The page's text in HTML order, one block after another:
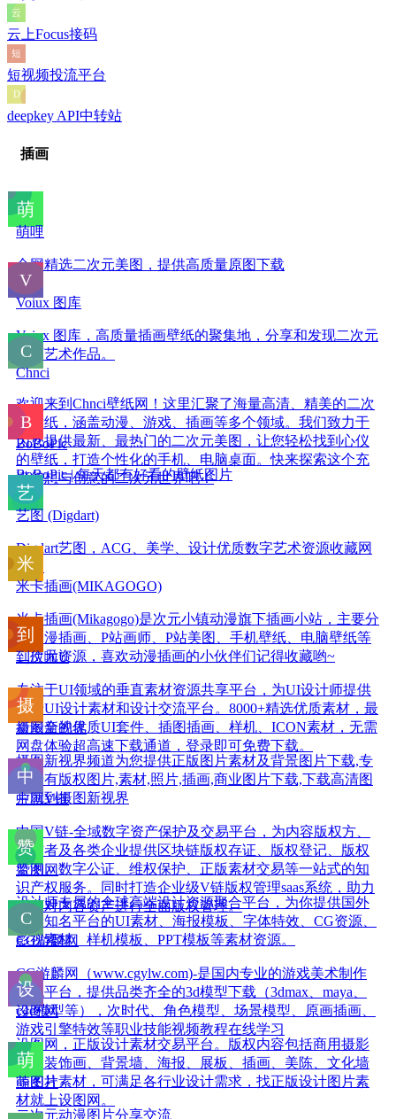
云上Focus接码
短视频投流平台
deepkey API中转站
插画
萌哩
全网精选二次元美图，提供高质量原图下载
Voiux 图库
Voiux 图库，高质量插画壁纸的聚集地，分享和发现二次元
绘画艺术作品。
Chnci
欢迎来到Chnci壁纸网！这里汇聚了海量高清、精美的二次
元壁纸，涵盖动漫、游戏、插画等多个领域。我们致力于
为您提供最新、最热门的二次元美图，让您轻松找到心仪
的壁纸，打造个性化的手机、电脑桌面。快来探索这个充
满幻想与创意的二次元世界吧！
BoBoPic
BoBoPic | 每天都有好看的壁纸图片
艺图 (Digdart)
Digdart艺图，ACG、美学、设计优质数字艺术资源收藏网
站。
米卡插画(MIKAGOGO)
米卡插画(Mikagogo)是次元小镇动漫旗下插画小站，主要分
享动漫插画、P站画师、P站美图、手机壁纸、电脑壁纸等
二次元资源，喜欢动漫插画的小伙伴们记得收藏哟~
到位啦U
专注于UI领域的垂直素材资源共享平台，为UI设计师提供
免费UI设计素材和设计交流平台。8000+精选优质素材，最
新最全的优质UI套件、插图插画、样机、ICON素材，无需
网盘体验超高速下载通道，登录即可免费下载。
摄图新视界
摄图新视界频道为您提供正版图片素材及背景图片下载,专
注于有版权图片,素材,照片,插画,商业图片下载,下载高清图
片就到摄图新视界
中国V链
中国V链-全域数字资产保护及交易平台，为内容版权方、
创作者及各类企业提供区块链版权存证、版权登记、版权
监测、数字公证、维权保护、正版素材交易等一站式的知
识产权服务。同时打造企业级V链版权管理saas系统，助力
企业对内容资产进行全面版权管理。
赞图网
设计师专属的全球高端设计资源聚合平台，为你提供国外
各大知名平台的UI素材、海报模板、字体特效、CG资源、
影视素材、样机模板、PPT模板等素材资源。
CG游麟网
CG游麟网（www.cgylw.com)-是国内专业的游戏美术制作
交流平台，提供品类齐全的3d模型下载（3dmax、maya、
c4d模型等），次时代、角色模型、场景模型、原画插画、
游戏引擎特效等职业技能视频教程在线学习
设图网
设图网，正版设计素材交易平台。版权内容包括商用摄影
图、装饰画、背景墙、海报、展板、插画、美陈、文化墙
等图片素材，可满足各行业设计需求，找正版设计图片素
材就上设图网。
萌图社
二次元动漫图片分享交流